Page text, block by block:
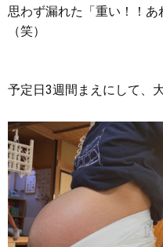
思わず漏れた「重い！！
（笑）
予定日3週間まえにして、